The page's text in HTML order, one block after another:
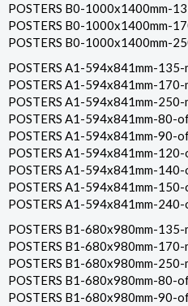
POSTERS B0-1000x1400mm-
POSTERS B0-1000x1400mm-
POSTERS B0-1000x1400mm-
POSTERS A1-594x841mm-135-
POSTERS A1-594x841mm-170-
POSTERS A1-594x841mm-250-
POSTERS A1-594x841mm-80-
POSTERS A1-594x841mm-90-
POSTERS A1-594x841mm-
POSTERS A1-594x841mm-
POSTERS A1-594x841mm-
POSTERS A1-594x841mm-
POSTERS B1-680x980mm-135-
POSTERS B1-680x980mm-170-
POSTERS B1-680x980mm-250-
POSTERS B1-680x980mm-80-
POSTERS B1-680x980mm-90-